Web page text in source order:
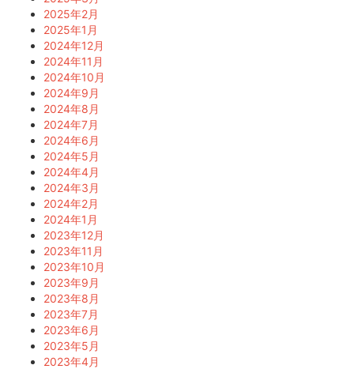
2025年2月
2025年1月
2024年12月
2024年11月
2024年10月
2024年9月
2024年8月
2024年7月
2024年6月
2024年5月
2024年4月
2024年3月
2024年2月
2024年1月
2023年12月
2023年11月
2023年10月
2023年9月
2023年8月
2023年7月
2023年6月
2023年5月
2023年4月